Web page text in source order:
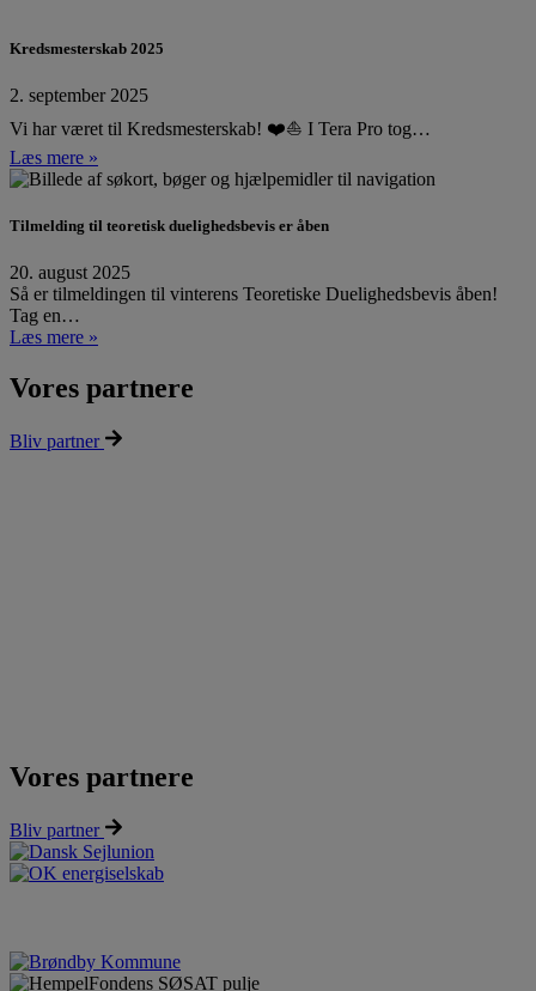
Kredsmesterskab 2025
2. september 2025
Vi har været til Kredsmesterskab! ❤️⛵ I Tera Pro tog…
Læs mere »
Tilmelding til teoretisk duelighedsbevis er åben
20. august 2025
Så er tilmeldingen til vinterens Teoretiske Duelighedsbevis åben!
Tag en…
Læs mere »
Vores partnere
Bliv partner
Vores partnere
Bliv partner